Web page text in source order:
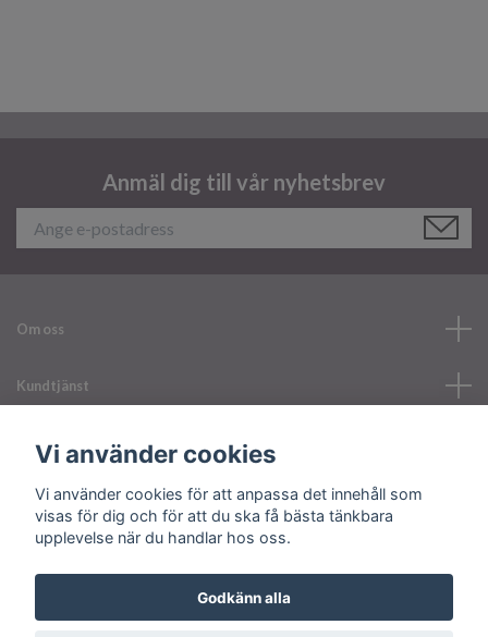
Anmäl dig till vår nyhetsbrev
Om oss
Kundtjänst
Läs mer
Sociala medier
Vi använder cookies
Vi använder cookies för att anpassa det innehåll som
visas för dig och för att du ska få bästa tänkbara
upplevelse när du handlar hos oss.
Godkänn alla